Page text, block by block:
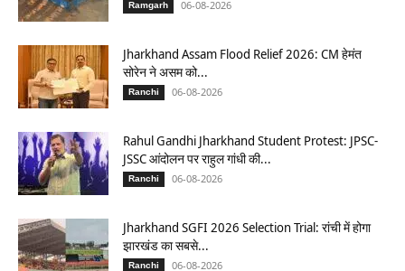
Ramgarh 06-08-2026
Jharkhand Assam Flood Relief 2026: CM हेमंत
सोरेन ने असम को...
Ranchi 06-08-2026
Rahul Gandhi Jharkhand Student Protest: JPSC-
JSSC आंदोलन पर राहुल गांधी की...
Ranchi 06-08-2026
Jharkhand SGFI 2026 Selection Trial: रांची में होगा
झारखंड का सबसे...
Ranchi 06-08-2026